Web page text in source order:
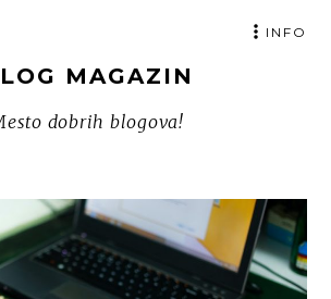
MAGAZIN
dobrih blogova!
INFO